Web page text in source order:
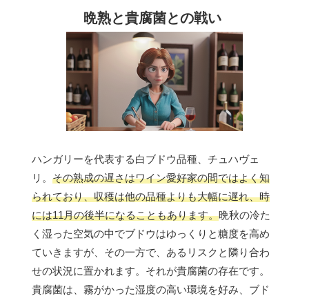
晩熟と貴腐菌との戦い
ハンガリーを代表する白ブドウ品種、チュハヴェ
リ。 その熟成の遅さはワイン愛好家の間ではよく知
られており、収穫は他の品種よりも大幅に遅れ、時
には11月の後半になることもあります。晩秋の冷た
く湿った空気の中でブドウはゆっくりと糖度を高め
ていきますが、その一方で、あるリスクと隣り合わ
せの状況に置かれます。それが貴腐菌の存在です。
貴腐菌は、霧がかった湿度の高い環境を好み、ブド